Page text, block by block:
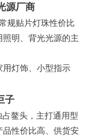
源厂商
规贴片灯珠性价比
明、背光光源的主
用灯饰、小型指示
子
鳌头，主打通用型
性价比高、供货安